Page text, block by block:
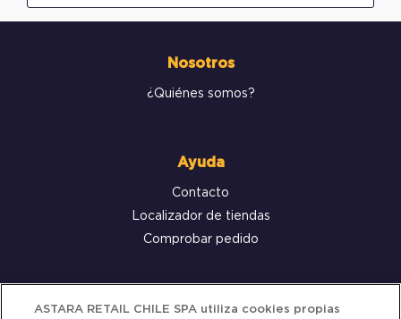
Nosotros
¿Quiénes somos?
Ayuda
Contacto
Localizador de tiendas
Comprobar pedido
Servicio al cliente
ASTARA RETAIL CHILE SPA utiliza cookies propias